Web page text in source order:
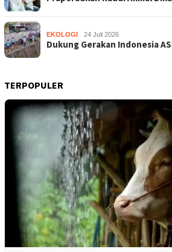
EKOLOGI 24 Juli 2026
Dukung Gerakan Indonesia
TERPOPULER